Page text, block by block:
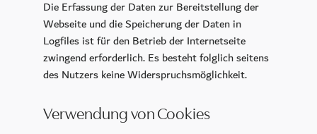
Die Erfassung der Daten zur Bereitstellung der
Webseite und die Speicherung der Daten in
Logfiles ist für den Betrieb der Internetseite
zwingend erforderlich. Es besteht folglich seitens
des Nutzers keine Widerspruchsmöglichkeit.
Verwendung von Cookies